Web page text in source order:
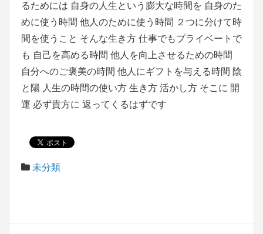
るためには 自身の人生という膨大な時間を 自身のた
めに使う時間 他人のために使う時間 ２つに分けて時
間を使うこと そんな生き方 仕事でもプライベートで
も 自己を高める時間 他人を向上させるための時間
自分へのご褒美の時間 他人にギフトを与える時間 陰
と陽 人生の時間の使い方 生き方 活かし方 そこに 開
運 必ず貴方に 返ってくるはずです
未分類